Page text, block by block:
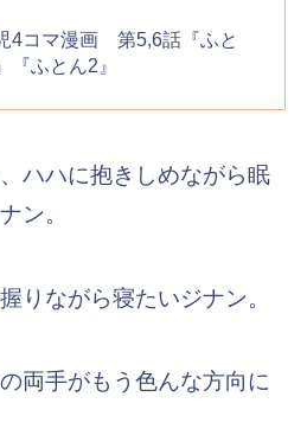
4コマ漫画 第5,6話『ふと
『ふとん2』
ハハに抱きしめながら眠
ン。
りながら寝たいジナン。
両手がもう色んな方向に